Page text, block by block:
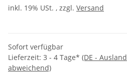
inkl. 19% USt. , zzgl. Versand
Sofort verfügbar
Lieferzeit: 3 - 4 Tage* (DE - Ausland
abweichend)